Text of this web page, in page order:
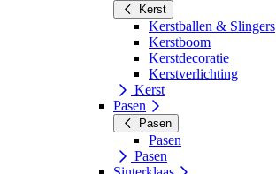
Kerst
Kerstballen & Slingers
Kerstboom
Kerstdecoratie
Kerstverlichting
Kerst
Pasen
Pasen
Pasen
Pasen